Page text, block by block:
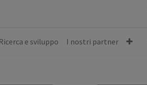
Ricerca e sviluppo I nostri partner